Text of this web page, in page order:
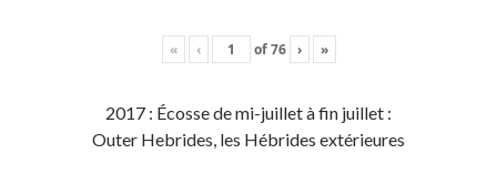
« ‹ of76 › »
2017 : Écosse de mi-juillet à fin juillet :
Outer Hebrides, les Hébrides extérieures